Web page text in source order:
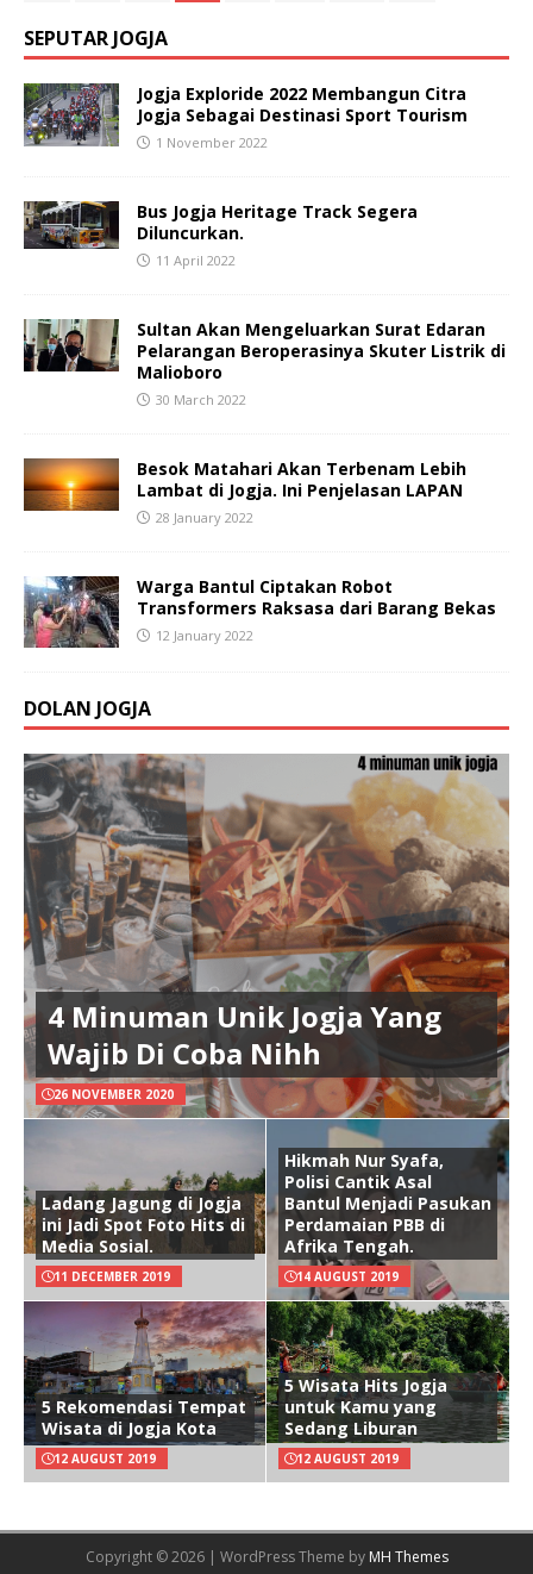
SEPUTAR JOGJA
Jogja Exploride 2022 Membangun Citra
Jogja Sebagai Destinasi Sport Tourism
1 November 2022
Bus Jogja Heritage Track Segera
Diluncurkan.
11 April 2022
Sultan Akan Mengeluarkan Surat Edaran
Pelarangan Beroperasinya Skuter Listrik di
Malioboro
30 March 2022
Besok Matahari Akan Terbenam Lebih
Lambat di Jogja. Ini Penjelasan LAPAN
28 January 2022
Warga Bantul Ciptakan Robot
Transformers Raksasa dari Barang Bekas
12 January 2022
DOLAN JOGJA
4 Minuman Unik Jogja Yang
Wajib Di Coba Nihh
26 NOVEMBER 2020
Ladang Jagung di Jogja
ini Jadi Spot Foto Hits di
Media Sosial.
11 DECEMBER 2019
Hikmah Nur Syafa,
Polisi Cantik Asal
Bantul Menjadi Pasukan
Perdamaian PBB di
Afrika Tengah.
14 AUGUST 2019
5 Rekomendasi Tempat
Wisata di Jogja Kota
12 AUGUST 2019
5 Wisata Hits Jogja
untuk Kamu yang
Sedang Liburan
12 AUGUST 2019
Copyright © 2026 | WordPress Theme by MH Themes